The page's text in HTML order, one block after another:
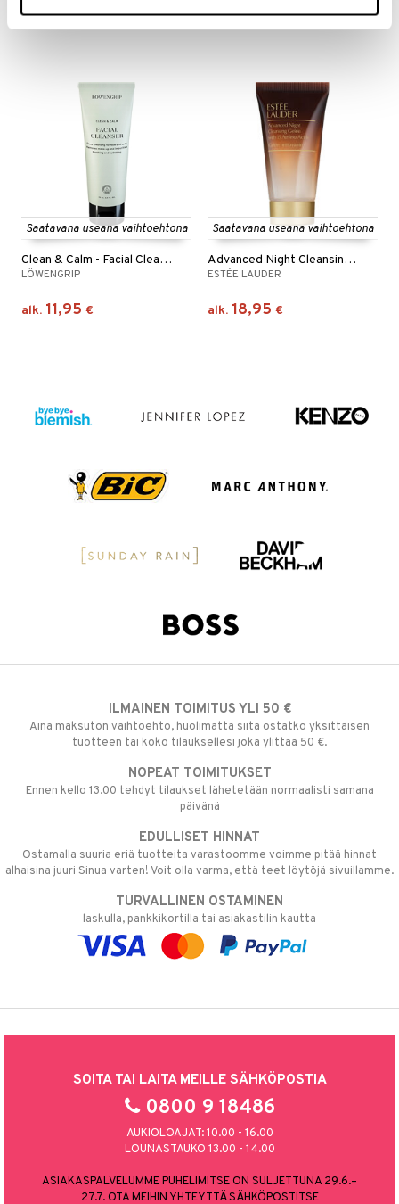
alk.12,76 € (15,95€) alk.7,16 € (8,95€)
Saatavana useana vaihtoehtona
Clean & Calm - Facial Cleanser
LÖWENGRIP
alk. 11,95 €
Saatavana useana vaihtoehtona
Advanced Night Cleansing Gelee
ESTÉE LAUDER
alk. 18,95 €
ILMAINEN TOIMITUS YLI 50 €
Aina maksuton vaihtoehto, huolimatta siitä ostatko yksittäisen
tuotteen tai koko tilauksellesi joka ylittää 50 €.
NOPEAT TOIMITUKSET
Ennen kello 13.00 tehdyt tilaukset lähetetään normaalisti samana
päivänä
EDULLISET HINNAT
Ostamalla suuria eriä tuotteita varastoomme voimme pitää hinnat
alhaisina juuri Sinua varten! Voit olla varma, että teet löytöjä sivuillamme.
TURVALLINEN OSTAMINEN
laskulla, pankkikortilla tai asiakastilin kautta
SOITA TAI LAITA MEILLE SÄHKÖPOSTIA
0800 9 18486
AUKIOLOAJAT: 10.00 - 16.00
LOUNASTAUKO 13.00 - 14.00
ASIAKASPALVELUMME PUHELIMITSE ON SULJETTUNA 29.6.–
27.7. OTA MEIHIN YHTEYTTÄ SÄHKÖPOSTITSE